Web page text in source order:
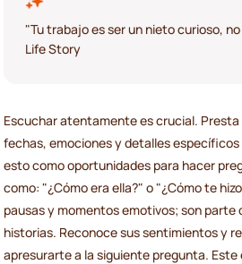
"Tu trabajo es ser un nieto curioso,
Life Story
Escuchar atentamente es crucial.
fechas, emociones y detalles
esto como oportunidades para hacer
como: "¿Cómo era ella?" o "¿Cómo te
pausas y momentos emotivos; son parte
historias. Reconoce sus sentimientos y
apresurarte a la siguiente pregunta.